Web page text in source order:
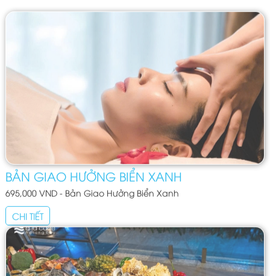
BẢN GIAO HƯỞNG BIỂN XANH
695,000 VND - Bản Giao Hưởng Biển Xanh
CHI TIẾT